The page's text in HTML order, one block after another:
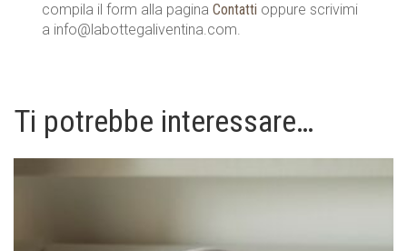
compila il form alla pagina Contatti oppure scrivimi
a info@labottegaliventina.com.
Ti potrebbe interessare…